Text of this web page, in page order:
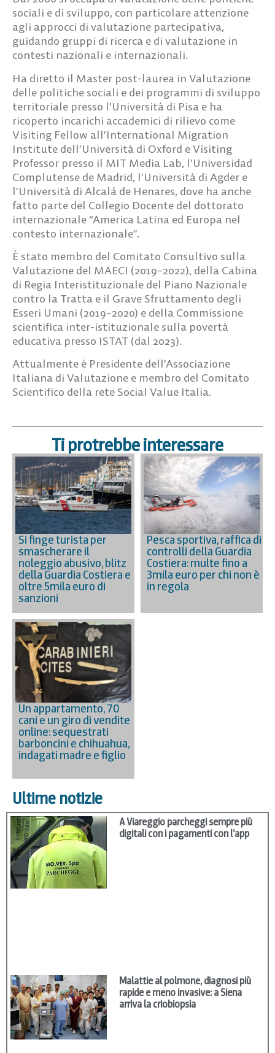
sociali e di sviluppo, con particolare attenzione
agli approcci di valutazione partecipativa,
guidando gruppi di ricerca e di valutazione in
contesti nazionali e internazionali.
Ha diretto il Master post-laurea in Valutazione
delle politiche sociali e dei programmi di sviluppo
territoriale presso l’Università di Pisa e ha
ricoperto incarichi accademici di rilievo come
Visiting Fellow all’International Migration
Institute dell’Università di Oxford e Visiting
Professor presso il MIT Media Lab, l’Universidad
Complutense de Madrid, l’Università di Agder e
l’Università di Alcalá de Henares, dove ha anche
fatto parte del Collegio Docente del dottorato
internazionale “America Latina ed Europa nel
contesto internazionale”.
È stato membro del Comitato Consultivo sulla
Valutazione del MAECI (2019–2022), della Cabina
di Regia Interistituzionale del Piano Nazionale
contro la Tratta e il Grave Sfruttamento degli
Esseri Umani (2019–2020) e della Commissione
scientifica inter-istituzionale sulla povertà
educativa presso ISTAT (dal 2023).
Attualmente è Presidente dell’Associazione
Italiana di Valutazione e membro del Comitato
Scientifico della rete Social Value Italia.
Ti protrebbe interessare
Si finge turista per
smascherare il
noleggio abusivo, blitz
della Guardia Costiera e
oltre 5mila euro di
sanzioni
Pesca sportiva, raffica di
controlli della Guardia
Costiera: multe fino a
3mila euro per chi non è
in regola
Un appartamento, 70
cani e un giro di vendite
online: sequestrati
barboncini e chihuahua,
indagati madre e figlio
Ultime notizie
A Viareggio parcheggi sempre più
digitali con i pagamenti con l’app
Malattie al polmone, diagnosi più
rapide e meno invasive: a Siena
arriva la criobiopsia